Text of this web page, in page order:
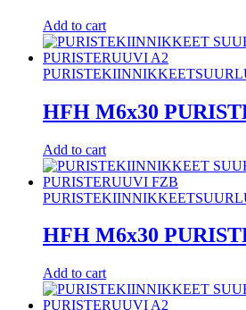
Add to cart
PURISTEKIINNIKKEET
HFH M6x30
Add to cart
PURISTEKIINNIKKEET
HFH M6x30
Add to cart